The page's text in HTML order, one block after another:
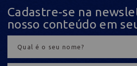
Cadastre-se na
nosso conteúdo em